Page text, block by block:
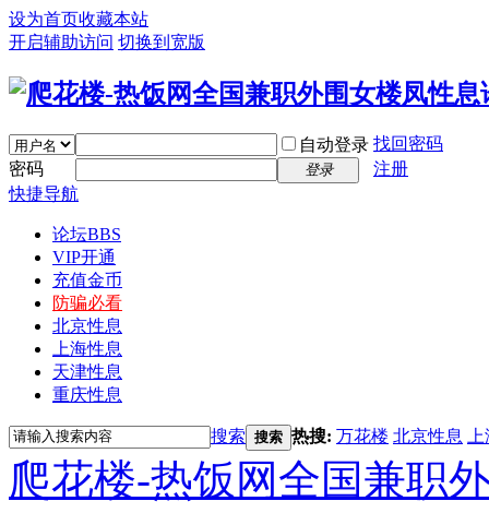
设为首页收藏本站
开启辅助访问 切换到宽版
自动登录 找回密码
密码
登录
注册
快捷导航
论坛BBS
VIP开通
充值金币
防骗必看
北京性息
上海性息
天津性息
重庆性息
搜索 搜索 热搜: 万花楼 北京性息
爬花楼-热饭网全国兼职